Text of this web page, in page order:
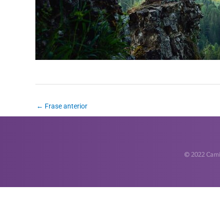
← Frase anterior
© 2022